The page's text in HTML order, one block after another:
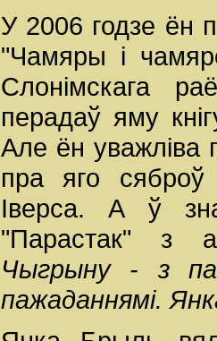
У 2006 годзе ён
"Чамяры і
Слонімскага
перадаў яму
Але ён уважліва
пра яго сяброў
Іверса. А ў
"Парастак" з
Чыгрыну - з
пажаданнямі.